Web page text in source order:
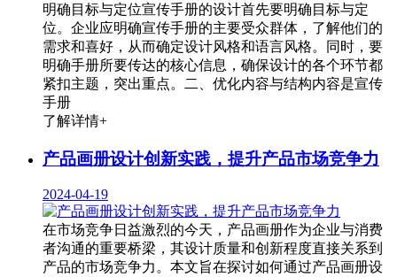
明确目标与定位宣传手册的设计首先要明确目标与定
位。企业应明确宣传手册的主要受众群体，了解他们的
需求和喜好，从而确定设计风格和语言风格。同时，要
明确手册所要传达的核心信息，确保设计的各个环节都
紧扣主题，突出重点。二、优化内容与结构内容是宣传
手册
了解详情+
产品画册设计创新实践，提升产品市场竞争力
2024-04-19
在市场竞争日益激烈的今天，产品画册作为企业与消费
者沟通的重要桥梁，其设计质量和创新程度直接关系到
产品的市场竞争力。本文旨在探讨如何通过产品画册设